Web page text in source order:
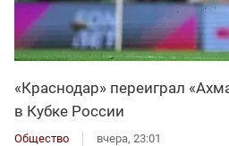
«Краснодар» переиграл
в Кубке России
Общество вчера, 23:01